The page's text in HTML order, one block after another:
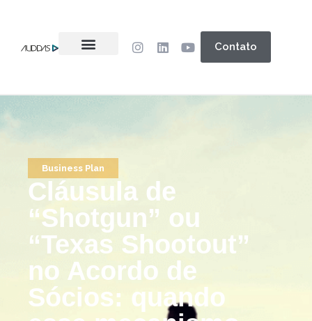
Contato
Business Plan
Cláusula de
“Shotgun” ou
“Texas Shootout”
no Acordo de
Sócios: quando